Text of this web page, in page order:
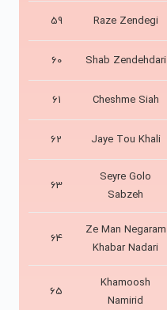
59 Raze Zendegi
60 Shab Zendehdari
61 Cheshme Siah
62 Jaye Tou Khali
63
Seyre Golo
Sabzeh
64
Ze Man Negaram
Khabar Nadari
65
Khamoosh
Namirid